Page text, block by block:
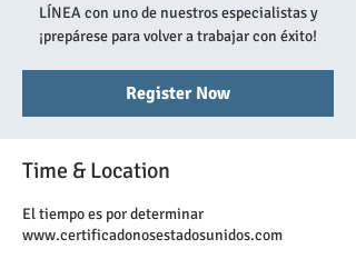
LÍNEA con uno de nuestros especialistas y
¡prepárese para volver a trabajar con éxito!
Register Now
Time & Location
El tiempo es por determinar
www.certificadonosestadosunidos.com